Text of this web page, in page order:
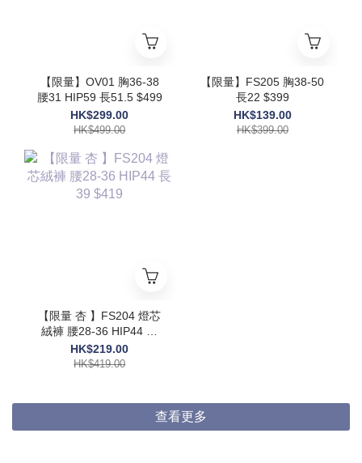
【限量】OV01 胸36-38
腰31 HIP59 長51.5 $499
HK$299.00
HK$499.00
【限量】FS205 胸38-50
長22 $399
HK$139.00
HK$399.00
【限量 杏 】FS204 燈芯
絨褲 腰28-36 HIP44 長
39 $419
HK$219.00
HK$419.00
查看更多